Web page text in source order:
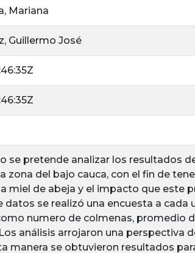
Mariana
Guillermo José
se pretende analizar los resultados
zona del bajo cauca, con el fin de
miel de abeja y el impacto que este
datos se realizó una encuesta a cada
numero de colmenas, promedio
análisis arrojaron una perspectiva
manera se obtuvieron resultados